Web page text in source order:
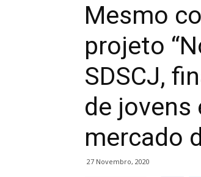
Mesmo
projeto
SDSCJ,
de jovens
mercado
27 Novembro, 2020